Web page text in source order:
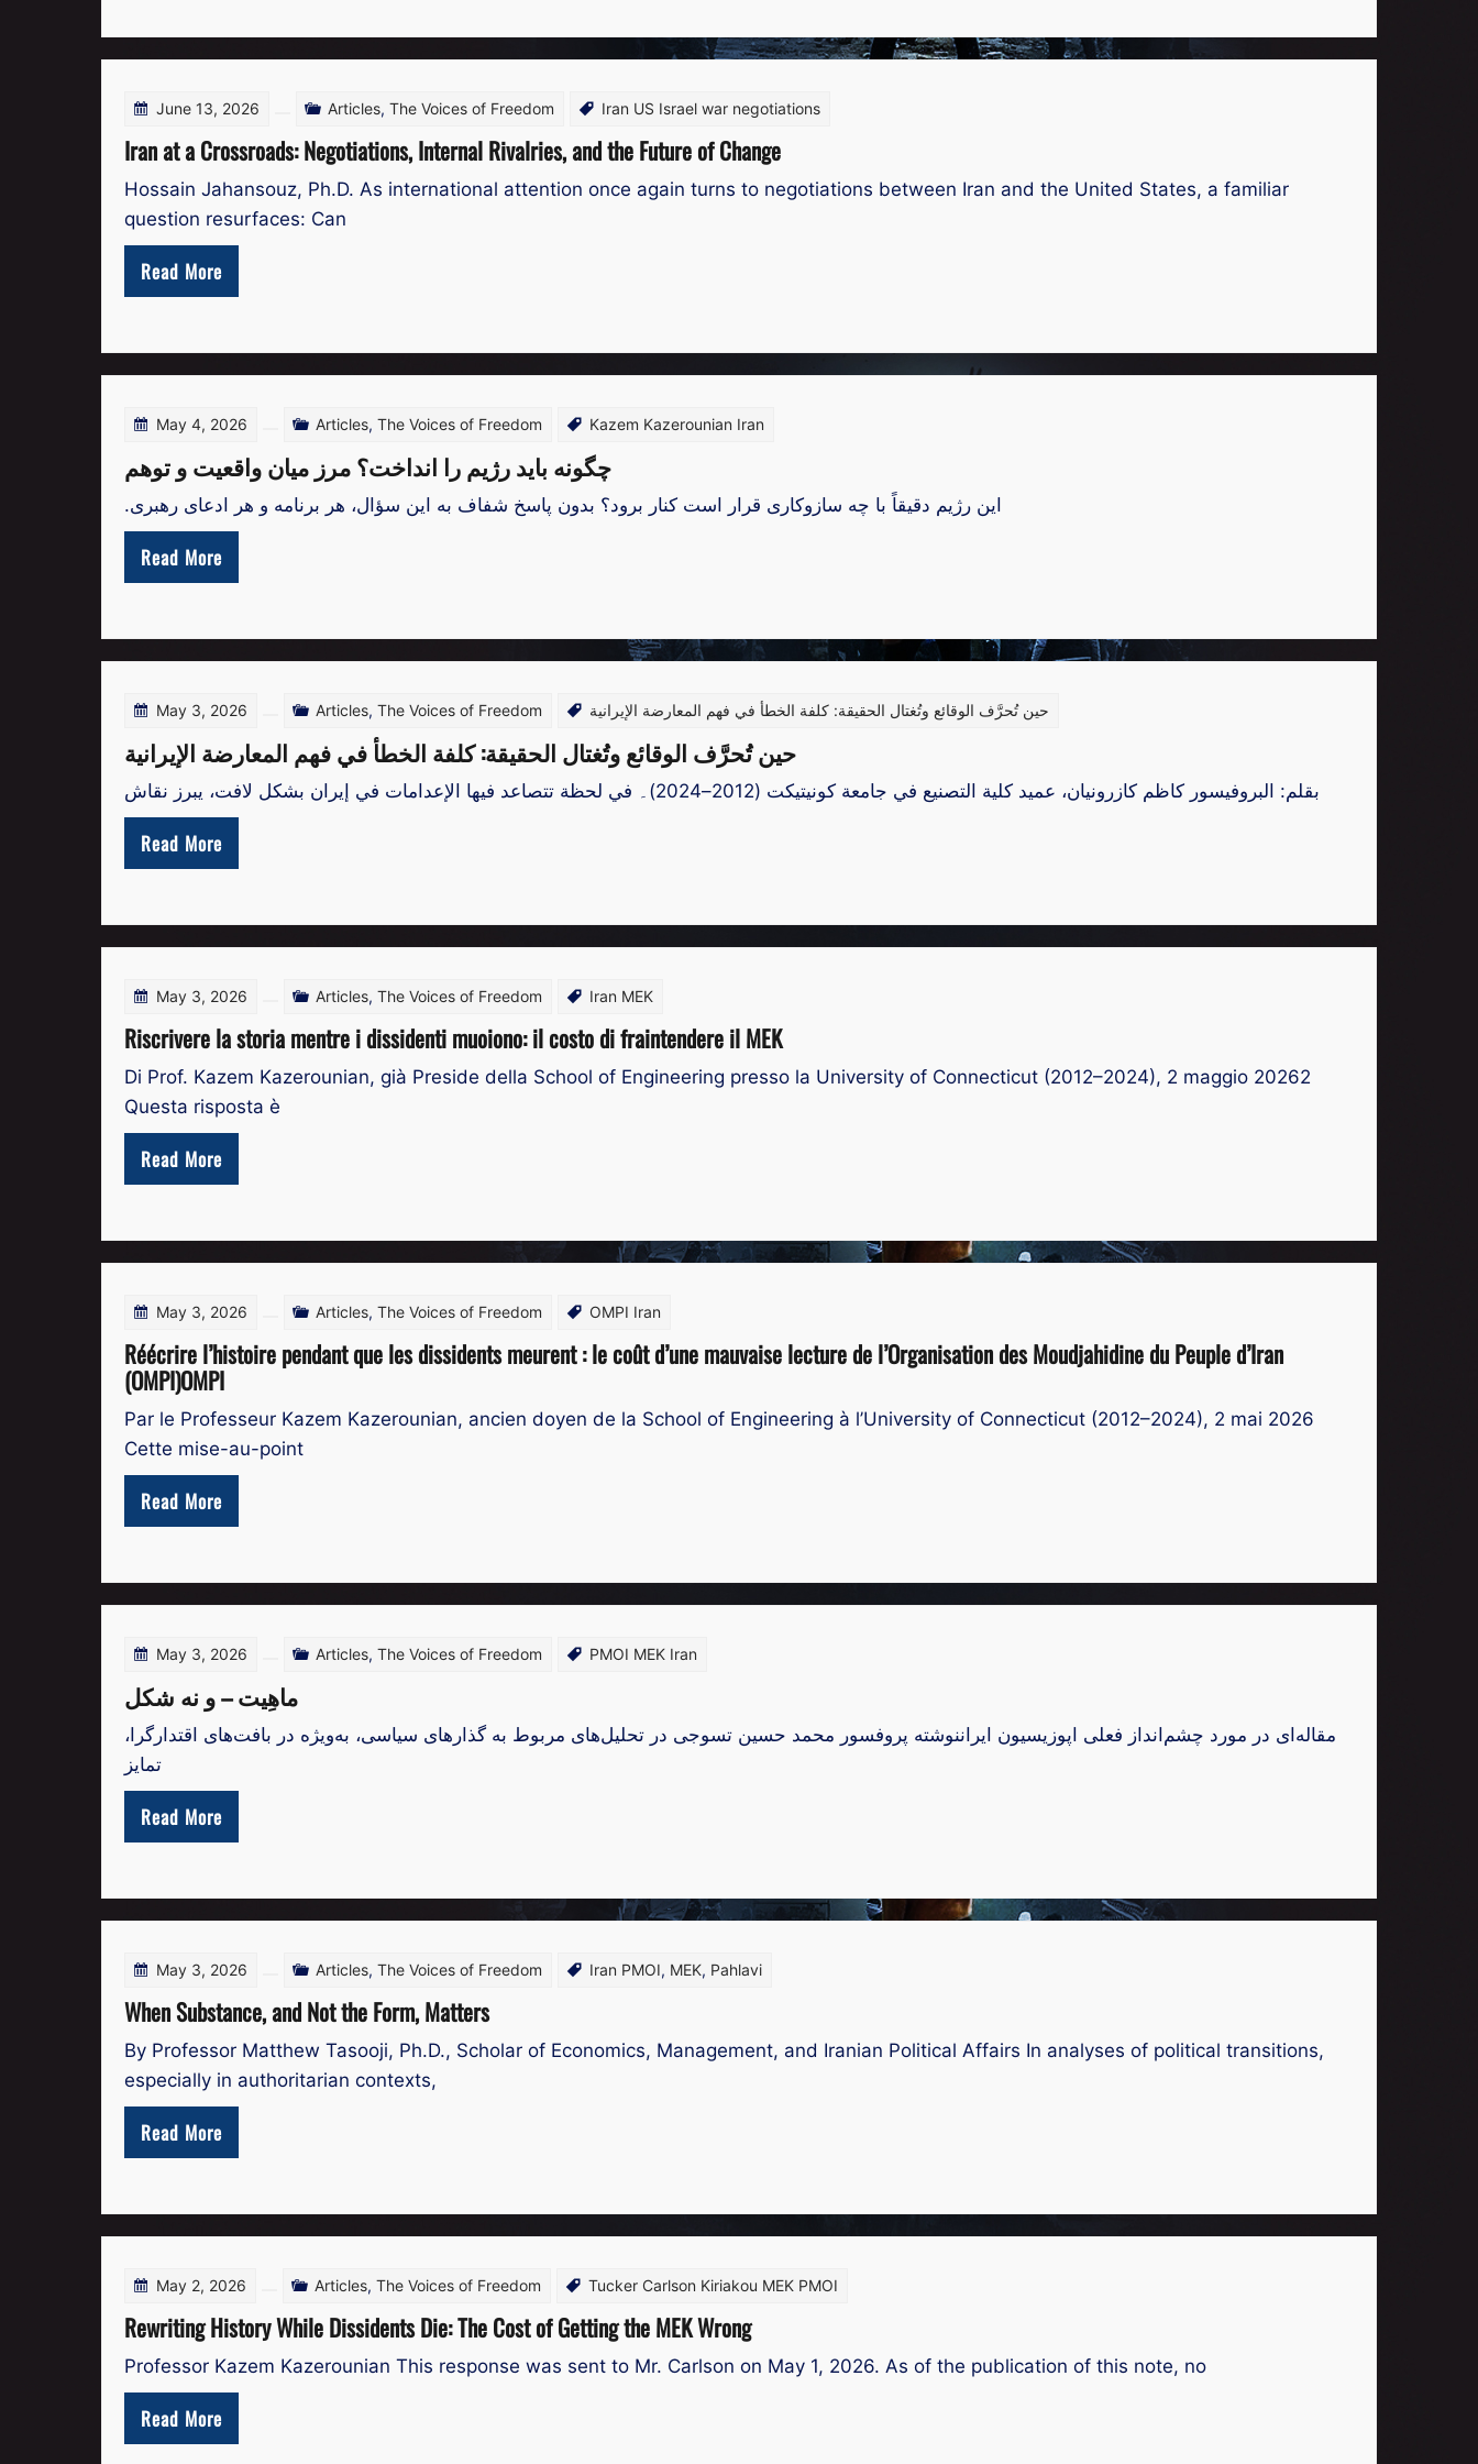
June 13, 2026 Articles, The Voices of Freedom Iran US Israel war negotiations
Iran at a Crossroads: Negotiations, Internal Rivalries, and the Future of Change
Hossain Jahansouz, Ph.D. As international attention once again turns to negotiations between Iran and the United States, a familiar
question resurfaces: Can
Read More
May 4, 2026 Articles, The Voices of Freedom Kazem Kazerounian Iran
چگونه باید رژیم را انداخت؟ مرز میان واقعیت و توهم
.این رژیم دقیقاً با چه سازوکاری قرار است کنار برود؟ بدون پاسخ شفاف به این سؤال، هر برنامه و هر ادعای رهبری
Read More
May 3, 2026 Articles, The Voices of Freedom حين تُحرَّف الوقائع وتُغتال الحقيقة: كلفة الخطأ في فهم المعارضة الإيرانية
حين تُحرَّف الوقائع وتُغتال الحقيقة: كلفة الخطأ في فهم المعارضة الإيرانية
بقلم: البروفيسور كاظم كازرونيان، عميد كلية التصنيع في جامعة كونيتيكت (2012–2024)۔ في لحظة تتصاعد فيها الإعدامات في إيران بشكل لافت، يبرز نقاش
Read More
May 3, 2026 Articles, The Voices of Freedom Iran MEK
Riscrivere la storia mentre i dissidenti muoiono: il costo di fraintendere il MEK
Di Prof. Kazem Kazerounian, già Preside della School of Engineering presso la University of Connecticut (2012–2024), 2 maggio 20262
Questa risposta è
Read More
May 3, 2026 Articles, The Voices of Freedom OMPI Iran
Réécrire l’histoire pendant que les dissidents meurent : le coût d’une mauvaise lecture de l’Organisation des Moudjahidine du Peuple d’Iran
(OMPI)OMPI
Par le Professeur Kazem Kazerounian, ancien doyen de la School of Engineering à l’University of Connecticut (2012–2024), 2 mai 2026
Cette mise-au-point
Read More
May 3, 2026 Articles, The Voices of Freedom PMOI MEK Iran
ماهِیت – و نه شکل
مقاله‌ای در مورد چشم‌انداز فعلی اپوزیسیون ایراننوشته پروفسور محمد حسین تسوجی در تحلیل‌های مربوط به گذارهای سیاسی، به‌ویژه در بافت‌های اقتدارگرا،
تمایز
Read More
May 3, 2026 Articles, The Voices of Freedom Iran PMOI, MEK, Pahlavi
When Substance, and Not the Form, Matters
By Professor Matthew Tasooji, Ph.D., Scholar of Economics, Management, and Iranian Political Affairs In analyses of political transitions,
especially in authoritarian contexts,
Read More
May 2, 2026 Articles, The Voices of Freedom Tucker Carlson Kiriakou MEK PMOI
Rewriting History While Dissidents Die: The Cost of Getting the MEK Wrong
Professor Kazem Kazerounian This response was sent to Mr. Carlson on May 1, 2026. As of the publication of this note, no
Read More